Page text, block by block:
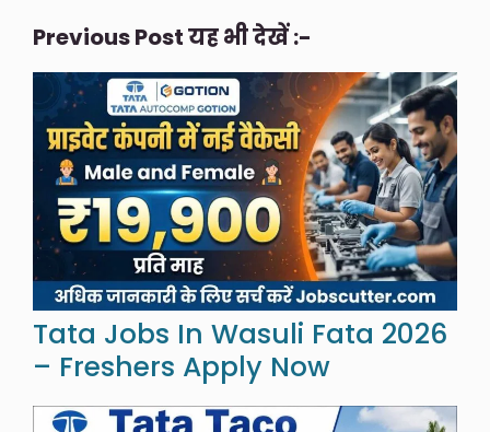
Previous Post यह भी देखें :-
Tata Jobs In Wasuli Fata 2026
– Freshers Apply Now